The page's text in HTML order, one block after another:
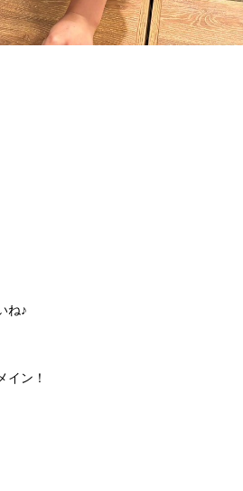
ね♪
イン！